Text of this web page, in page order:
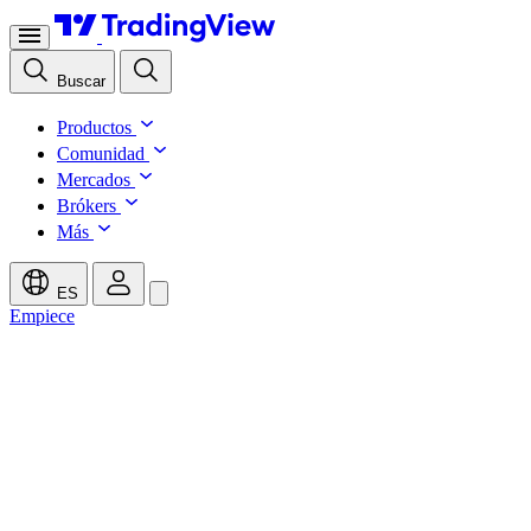
Buscar
Productos
Comunidad
Mercados
Brókers
Más
ES
Empiece